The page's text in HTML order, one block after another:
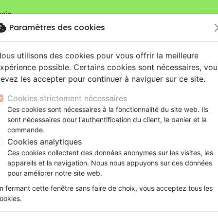
Je
sur la boutiqueLa Maison de la Bible Suisse
NouveautésBibles
Testaments
Etude biblique
NEG
Bandes dessinées
Souffrance, Relation d'aide
Santé
Événements actuels
Couple
Découverte de la foi
Souffrance, Relation d'aide
Psychologie
Adolescents, jeunes
Latino, Folk
Soul
Rap, Hip-hop
Louange, Adoration
Hardrock, Métal
animés
conférences
Films, fiction
Jeux
21 - brochée, papier recyclé
Bible Segond 21
brochée, papier recyclé
Version :Segond 21
Paramètres des cookies
utilisons des cookies pour vous offrir la meilleure
possible. Certains cookies sont nécessaires,
les accepter pour continuer à naviguer sur ce site.
Cookies strictement nécessaires
Ces cookies sont nécessaires à la fonctionnalité du site web. Ils
sont nécessaires pour l'authentification du client, le panier et la
commande.
Cookies analytiques
Ces cookies collectent des données anonymes sur les visites, les
appareils et la navigation. Nous nous appuyons sur ces données
pour améliorer notre site web.
fermant cette fenêtre sans faire de choix, vous acceptez tous les